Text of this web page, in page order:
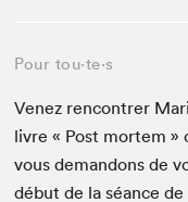
Pour tou⋅te⋅s
Venez ren­con­tr­er
livre « Post mortem »
vous deman­dons de
début de la séance